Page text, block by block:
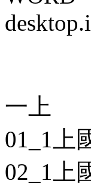
一上
01_1上
02_1上